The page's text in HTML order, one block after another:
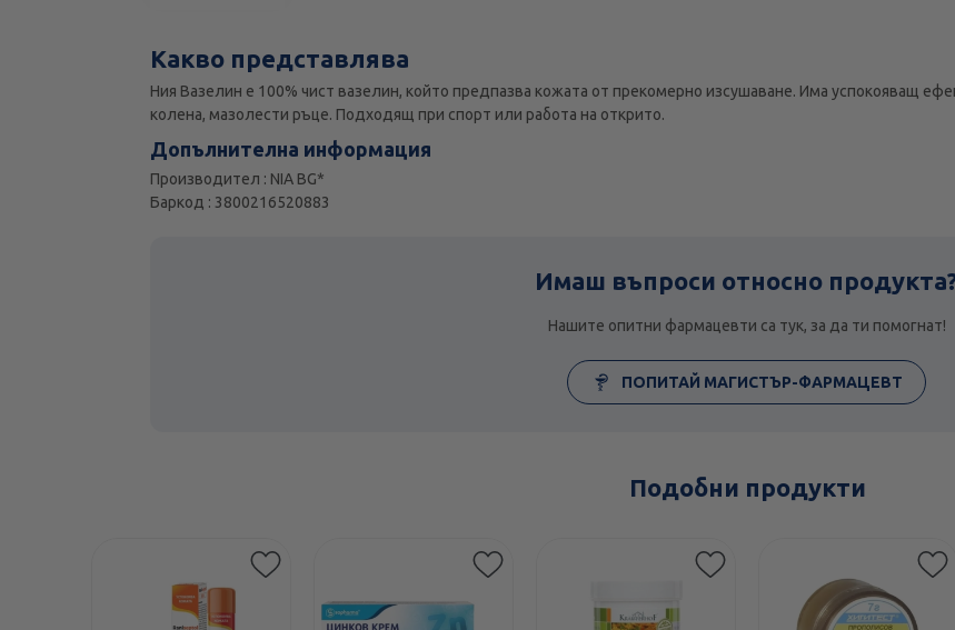
Какво представлява
Ния Вазелин е 100% чист вазелин, който предпазва кожата от прекомерно изсушаване. Има успокояващ
колена, мазолести ръце. Подходящ при спорт или работа на открито.
Допълнителна информация
Производител : NIA BG*
Баркод : 3800216520883
Имаш въпроси относно
Нашите опитни фармацевти са тук, за да ти помогнат!
ПОПИТАЙ МАГИСТЪР-ФАРМАЦЕВТ
Подобни продукти